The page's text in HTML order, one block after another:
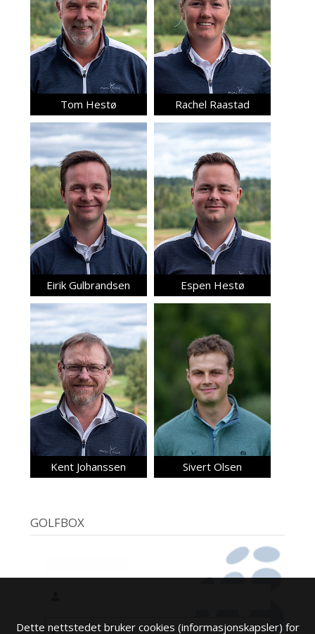
Tom Hestø Rachel Raastad
Eirik Gulbrandsen Espen Hestø
Kent Johanssen Sivert Olsen
GOLFBOX
Dette nettstedet bruker cookies (informasjonskapsler) for